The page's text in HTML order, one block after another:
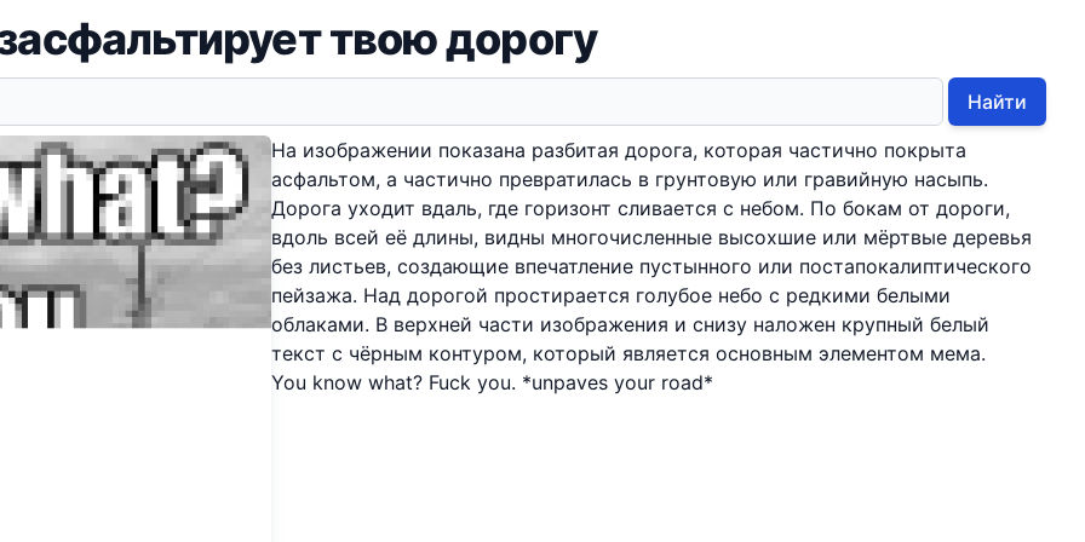
твою дорогу
Найти
На изображении показана разбитая дорога, которая частично покрыта
асфальтом, а частично превратилась в грунтовую или гравийную насыпь.
Дорога уходит вдаль, где горизонт сливается с небом. По бокам от дороги,
вдоль всей её длины, видны многочисленные высохшие или мёртвые деревья
без листьев, создающие впечатление пустынного или постапокалиптического
пейзажа. Над дорогой простирается голубое небо с редкими белыми
облаками. В верхней части изображения и снизу наложен крупный белый
текст с чёрным контуром, который является основным элементом мема.
You know what? Fuck you. *unpaves your road*